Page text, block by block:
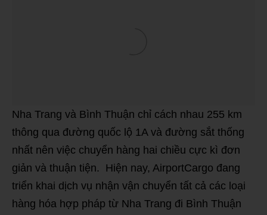
Nha Trang và Bình Thuận chỉ cách nhau 255 km
thông qua đường quốc lộ 1A và đường sắt thống
nhất nên việc chuyển hàng hai chiều cực kì đơn
giản và thuận tiện. Hiện nay, AirportCargo đang
triển khai dịch vụ nhận vận chuyển tất cả các loại
hàng hóa hợp pháp từ Nha Trang đi Bình Thuận